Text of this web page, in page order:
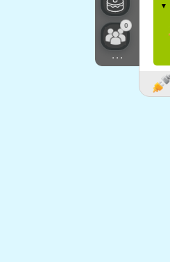
▼
0
...